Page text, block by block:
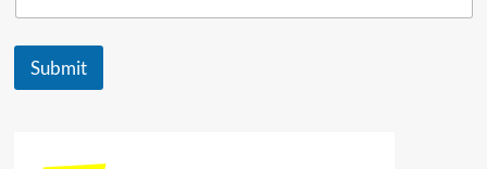
*
a
e
Submit